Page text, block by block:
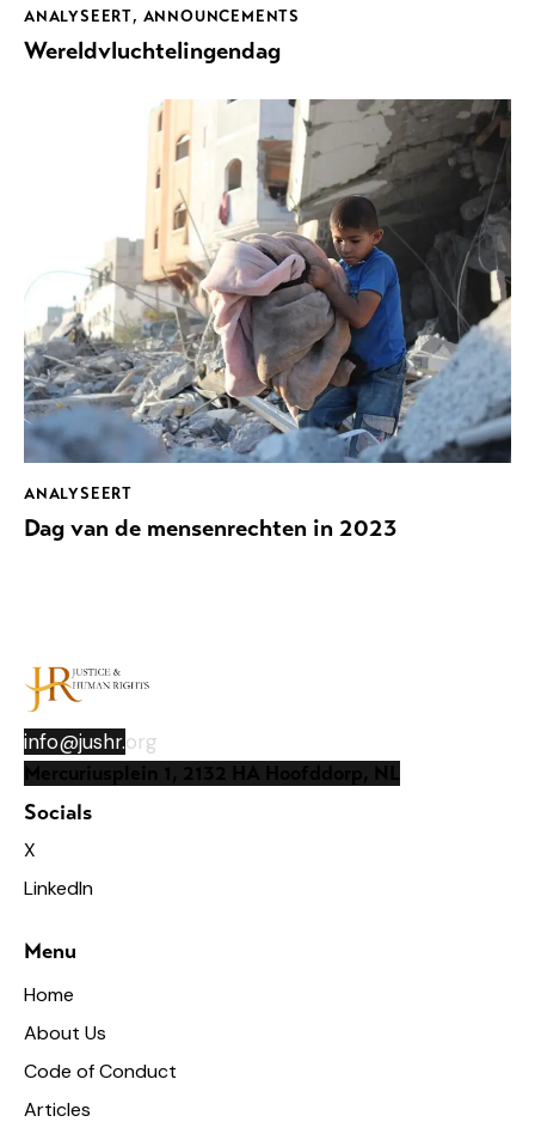
ANALYSEERT, ANNOUNCEMENTS
Wereldvluchtelingendag
ANALYSEERT
Dag van de mensenrechten in 2023
info@jushr.org
Mercuriusplein 1, 2132 HA Hoofddorp, NL
Socials
X
LinkedIn
Menu
Home
About Us
Code of Conduct
Articles